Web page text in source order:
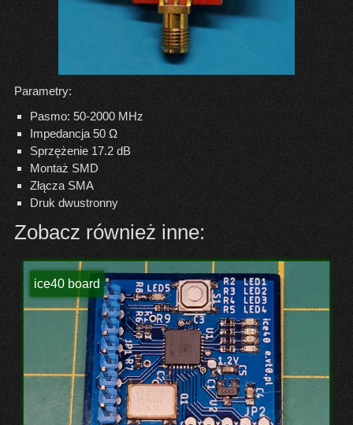
Parametry:
Pasmo: 50-2000 MHz
Impedancja 50 Ω
Sprzężenie 17.2 dB
Montaż SMD
Złącza SMA
Druk dwustronny
Zobacz również inne:
ice40 board